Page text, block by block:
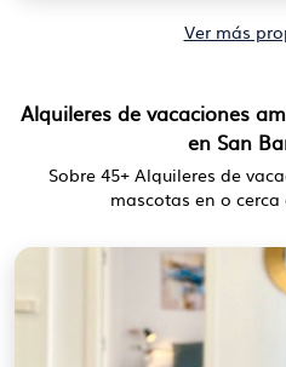
Ver más
Alquileres de vacaciones
en San
Sobre 45+ Alquileres de
mascotas en o